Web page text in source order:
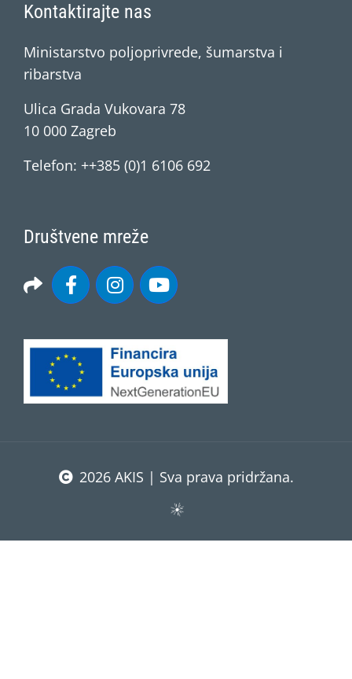
Kontaktirajte nas
Ministarstvo poljoprivrede, šumarstva i
ribarstva
Ulica Grada Vukovara 78
10 000 Zagreb
Telefon: ++385 (0)1 6106 692
Društvene mreže
2026 AKIS | Sva prava pridržana.